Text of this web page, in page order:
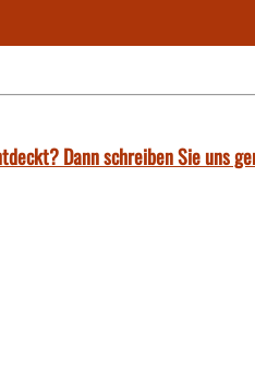
Dann schreiben Sie uns